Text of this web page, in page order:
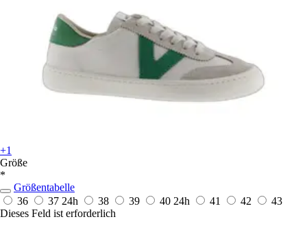
+1
Größe
*
Größentabelle
36
37 24h 38 39 40 24h 41 42
43
Dieses Feld ist erforderlich